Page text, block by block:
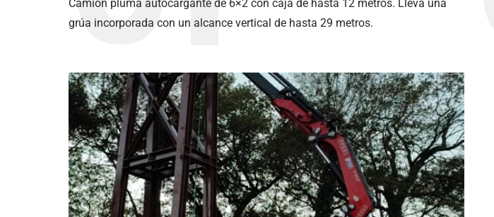
Camión pluma autocargante de 6×2 con caja de hasta 12 metros. Lleva una
grúa incorporada con un alcance vertical de hasta 29 metros.